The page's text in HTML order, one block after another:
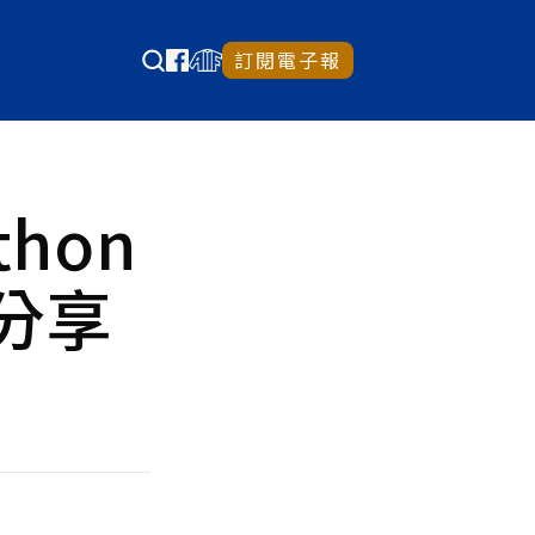
訂閱電子報
享